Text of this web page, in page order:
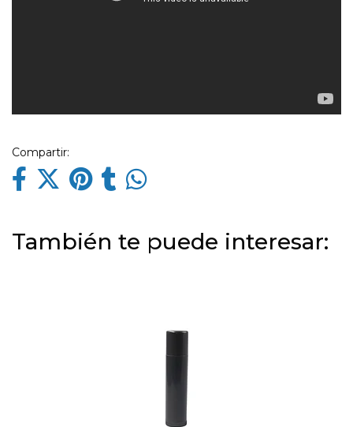
Compartir:
También te puede interesar: